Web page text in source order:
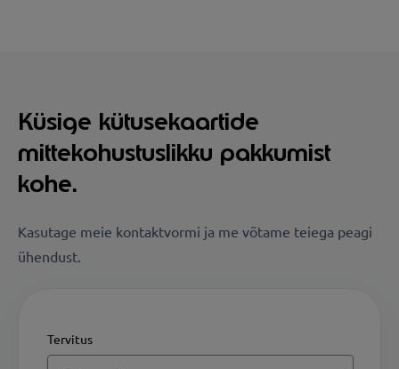
Küsige kütusekaartide
mittekohustuslikku pakkumist
kohe.
Kasutage meie kontaktvormi ja me võtame teiega peagi
ühendust.
Tervitus